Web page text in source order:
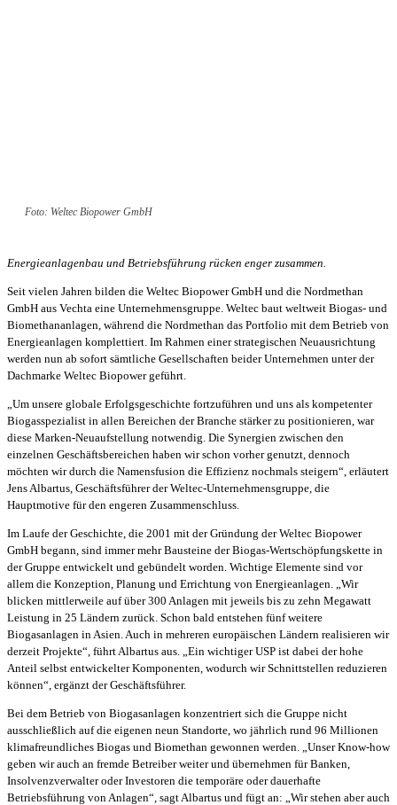
Foto: Weltec Biopower GmbH
Energieanlagenbau und Betriebsführung rücken enger zusammen.
Seit vielen Jahren bilden die Weltec Biopower GmbH und die Nordmethan
GmbH aus Vechta eine Unternehmensgruppe. Weltec baut weltweit Biogas- und
Biomethananlagen, während die Nordmethan das Portfolio mit dem Betrieb von
Energieanlagen komplettiert. Im Rahmen einer strategischen Neuausrichtung
werden nun ab sofort sämtliche Gesellschaften beider Unternehmen unter der
Dachmarke Weltec Biopower geführt.
„Um unsere globale Erfolgsgeschichte fortzuführen und uns als kompetenter
Biogasspezialist in allen Bereichen der Branche stärker zu positionieren, war
diese Marken-Neuaufstellung notwendig. Die Synergien zwischen den
einzelnen Geschäftsbereichen haben wir schon vorher genutzt, dennoch
möchten wir durch die Namensfusion die Effizienz nochmals steigern“, erläutert
Jens Albartus, Geschäftsführer der Weltec-Unternehmensgruppe, die
Hauptmotive für den engeren Zusammenschluss.
Im Laufe der Geschichte, die 2001 mit der Gründung der Weltec Biopower
GmbH begann, sind immer mehr Bausteine der Biogas-Wertschöpfungskette in
der Gruppe entwickelt und gebündelt worden. Wichtige Elemente sind vor
allem die Konzeption, Planung und Errichtung von Energieanlagen. „Wir
blicken mittlerweile auf über 300 Anlagen mit jeweils bis zu zehn Megawatt
Leistung in 25 Ländern zurück. Schon bald entstehen fünf weitere
Biogasanlagen in Asien. Auch in mehreren europäischen Ländern realisieren wir
derzeit Projekte“, führt Albartus aus. „Ein wichtiger USP ist dabei der hohe
Anteil selbst entwickelter Komponenten, wodurch wir Schnittstellen reduzieren
können“, ergänzt der Geschäftsführer.
Bei dem Betrieb von Biogasanlagen konzentriert sich die Gruppe nicht
ausschließlich auf die eigenen neun Standorte, wo jährlich rund 96 Millionen
klimafreundliches Biogas und Biomethan gewonnen werden. „Unser Know-how
geben wir auch an fremde Betreiber weiter und übernehmen für Banken,
Insolvenzverwalter oder Investoren die temporäre oder dauerhafte
Betriebsführung von Anlagen“, sagt Albartus und fügt an: „Wir stehen aber auch